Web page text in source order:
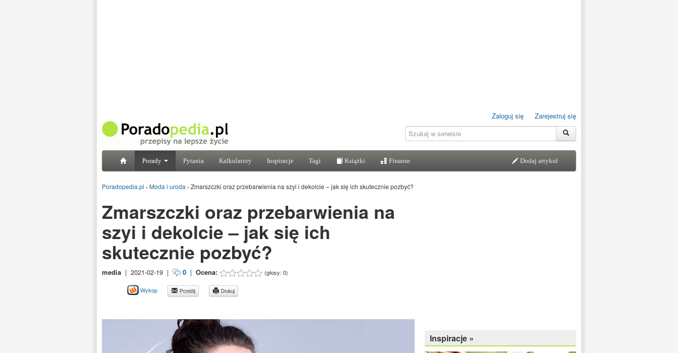
Zaloguj się Zarejestruj się
Porady Pytania Kalkulatory Inspiracje Tagi Książki Finanse Dodaj artykuł
Poradopedia.pl › Moda i uroda › Zmarszczki oraz przebarwienia na szyi i dekolcie – jak się ich skutecznie pozbyć?
Zmarszczki oraz przebarwienia na
szyi i dekolcie – jak się ich
skutecznie pozbyć?
media | 2021-02-19 | 0 | Ocena: (głosy: 0)
Wykop Prześlij Drukuj
Inspiracje »